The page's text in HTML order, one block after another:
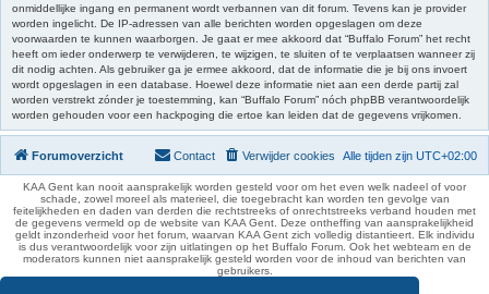
onmiddellijke ingang en permanent wordt verbannen van dit forum. Tevens kan je provider
worden ingelicht. De IP-adressen van alle berichten worden opgeslagen om deze
voorwaarden te kunnen waarborgen. Je gaat er mee akkoord dat “Buffalo Forum” het recht
heeft om ieder onderwerp te verwijderen, te wijzigen, te sluiten of te verplaatsen wanneer zij
dit nodig achten. Als gebruiker ga je ermee akkoord, dat de informatie die je bij ons invoert
wordt opgeslagen in een database. Hoewel deze informatie niet aan een derde partij zal
worden verstrekt zónder je toestemming, kan “Buffalo Forum” nóch phpBB verantwoordelijk
worden gehouden voor een hackpoging die ertoe kan leiden dat de gegevens vrijkomen.
Forumoverzicht Alle tijden zijn UTC+02:00
Verwijder cookies
Contact
KAA Gent kan nooit aansprakelijk worden gesteld voor om het even welk nadeel of voor
schade, zowel moreel als materieel, die toegebracht kan worden ten gevolge van
feitelijkheden en daden van derden die rechtstreeks of onrechtstreeks verband houden met
de gegevens vermeld op de website van KAA Gent. Deze ontheffing van aansprakelijkheid
geldt inzonderheid voor het forum, waarvan KAA Gent zich volledig distantieert. Elk individu
is dus verantwoordelijk voor zijn uitlatingen op het Buffalo Forum. Ook het webteam en de
moderators kunnen niet aansprakelijk gesteld worden voor de inhoud van berichten van
gebruikers.